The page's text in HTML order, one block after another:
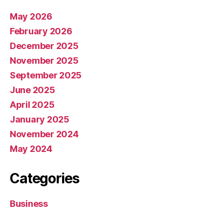
May 2026
February 2026
December 2025
November 2025
September 2025
June 2025
April 2025
January 2025
November 2024
May 2024
Categories
Business